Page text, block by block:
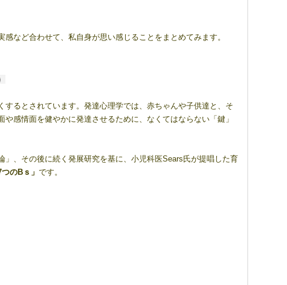
など合わせて、私自身が思い感じることをまとめてみます。
るとされています。発達心理学では、赤ちゃんや子供達と、そ
感情面を健やかに発達させるために、なくてはならない「鍵」
、その後に続く発展研究を基に、小児科医Sears氏が提唱した育
つのBｓ」です。